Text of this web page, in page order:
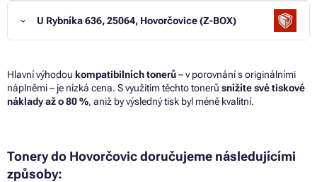
U Rybníka 636, 25064, Hovorčovice (Z-BOX)
Hlavní výhodou kompatibilních tonerů– v porovnání s originálními
náplněmi – je nízká cena. S využitím těchto tonerů snížíte své tiskové
náklady až o 80 %, aniž by výsledný tisk byl méně kvalitní.
Tonery do Hovorčovic doručujeme následujícími
způsoby: